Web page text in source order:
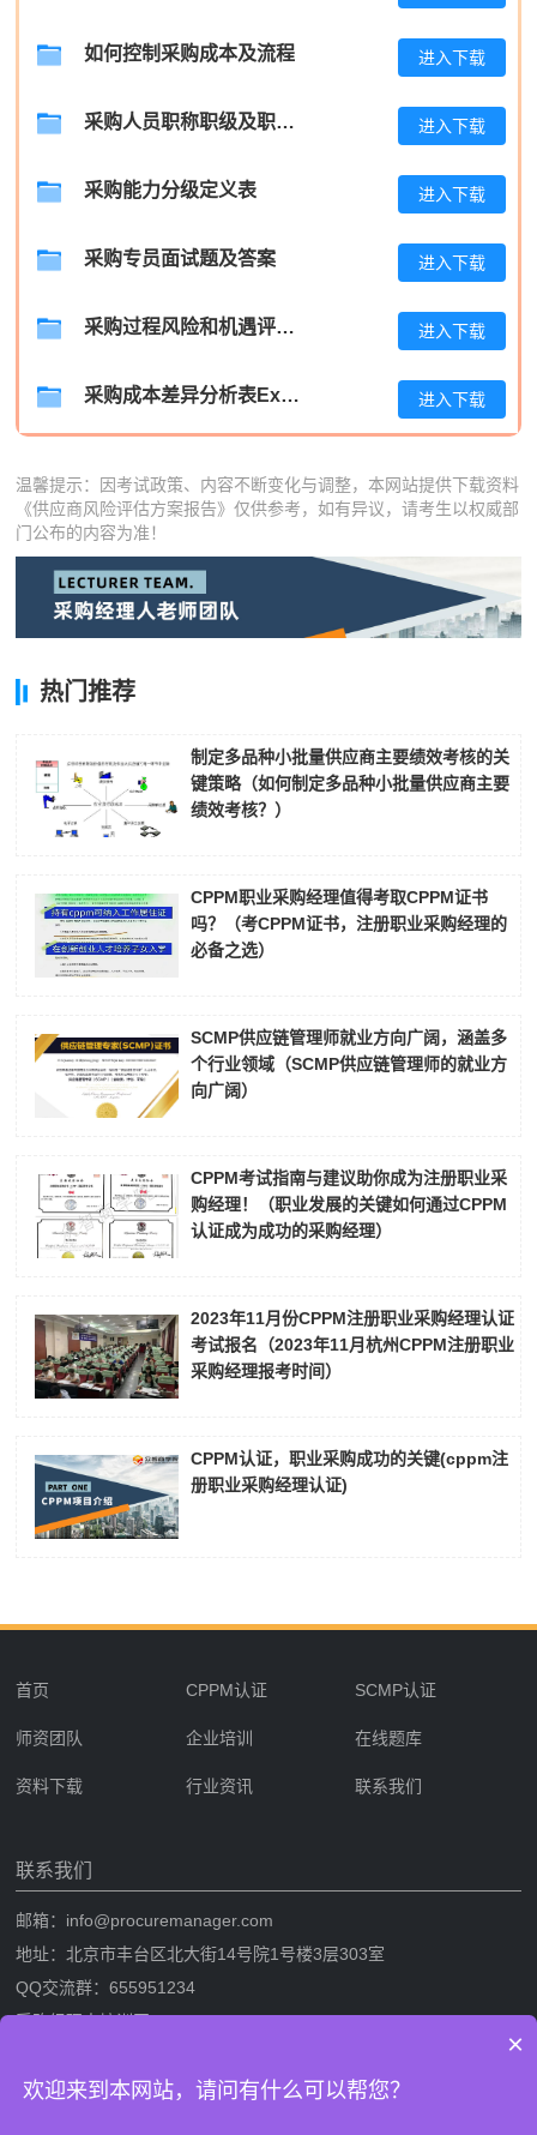
李* 186****1490
孔** 133****8126
如何控制采购成本及流程 进入下载
采购人员职称职级及职位晋升管理制度 进入下载
采购能力分级定义表 进入下载
采购专员面试题及答案 进入下载
采购过程风险和机遇评估分析报告 进入下载
采购成本差异分析表Excel模板 进入下载
温馨提示：因考试政策、内容不断变化与调整，本网站提供下载资料
《供应商风险评估方案报告》仅供参考，如有异议，请考生以权威部
门公布的内容为准！
热门推荐
制定多品种小批量供应商主要绩效考核的关
键策略（如何制定多品种小批量供应商主要
绩效考核？）
CPPM职业采购经理值得考取CPPM证书
吗？（考CPPM证书，注册职业采购经理的
必备之选）
SCMP供应链管理师就业方向广阔，涵盖多
个行业领域（SCMP供应链管理师的就业方
向广阔）
CPPM考试指南与建议助你成为注册职业采
购经理！（职业发展的关键如何通过CPPM
认证成为成功的采购经理）
2023年11月份CPPM注册职业采购经理认证
考试报名（2023年11月杭州CPPM注册职业
采购经理报考时间）
CPPM认证，职业采购成功的关键(cppm注
册职业采购经理认证)
首页 CPPM认证 SCMP认证
师资团队 企业培训 在线题库
资料下载 行业资讯 联系我们
联系我们
邮箱：info@procuremanager.com
地址：北京市丰台区北大街14号院1号楼3层303室
QQ交流群：655951234
采购经理人培训网
采购经理人网是专业的采购经理人资格证书考试培训一站式服务网站，提
×
欢迎来到本网站，请问有什么可以帮您？